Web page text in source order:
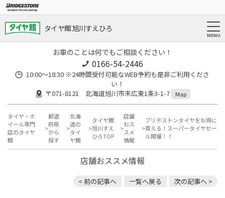
タイヤ館 旭川すえひろ
お車のことは何でもご相談ください！
0166-54-2446
10:00～18:30 ※24時間受付可能なWEB予約も是非ご利用くださ
い！
〒071-8121 北海道旭川市末広東1条3-1-7
Map
タイヤ・ホ
イール専門
店のタイヤ
館
都道
府県
から
探す
北海
道の
タイ
ヤ館
タイヤ館
旭川すえ
ひろTOP
店舗
おス
スメ
情報
ブリヂストンタイヤをお得に
買える！スーパータイヤセー
ル開催！！
店舗おススメ情報
< 前の記事へ 一覧へ戻る 次の記事へ >